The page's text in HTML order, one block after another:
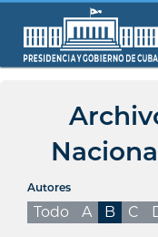
Autores
Todo A B C